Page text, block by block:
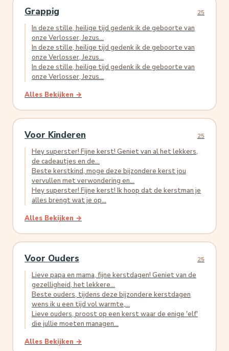
Grappig 25
In deze stille, heilige tijd gedenk ik de geboorte van
onze Verlosser, Jezus...
In deze stille, heilige tijd gedenk ik de geboorte van
onze Verlosser, Jezus...
In deze stille, heilige tijd gedenk ik de geboorte van
onze Verlosser, Jezus...
Alles Bekijken →
Voor Kinderen 25
Hey superster! Fijne kerst! Geniet van al het lekkers,
de cadeautjes en de...
Beste kerstkind, moge deze bijzondere kerst jou
vervullen met verwondering en...
Hey superster! Fijne kerst! Ik hoop dat de kerstman je
alles brengt wat je op...
Alles Bekijken →
Voor Ouders 25
Lieve papa en mama, fijne kerstdagen! Geniet van de
gezelligheid, het lekkere...
Beste ouders, tijdens deze bijzondere kerstdagen
wens ik u een tijd vol warmte,...
Lieve ouders, proost op een kerst waar de enige 'elf'
die jullie moeten managen...
Alles Bekijken →